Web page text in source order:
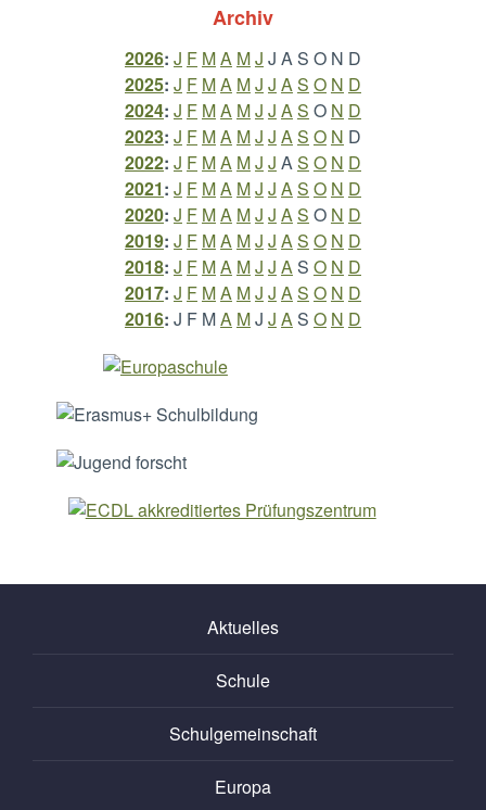
Archiv
2026: J F MA MJ J AS O N D
2025: J F MA MJ J AS O N D
2024: J F MA MJ J AS O N D
2023: J F MA MJ J AS O N D
2022: J F MA MJ J AS O N D
2021: J F MA MJ J AS O N D
2020: J F MA MJ J AS O N D
2019: J F MA MJ J AS O N D
2018: J F MA MJ J AS O N D
2017: J F MA MJ J AS O N D
2016: J F MA MJ J AS O N D
Aktuelles
Schule
Schulgemeinschaft
Europa